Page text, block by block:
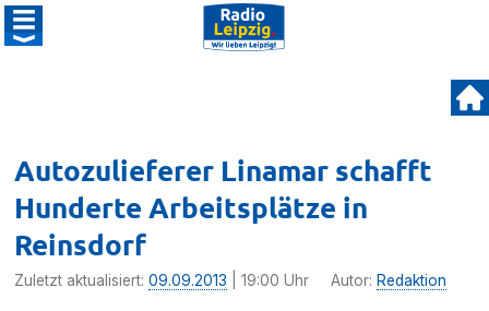
Autozulieferer Linamar schafft
Hunderte Arbeitsplätze in
Reinsdorf
Zuletzt aktualisiert:09.09.2013 | 19:00 Uhr Autor: Redaktion